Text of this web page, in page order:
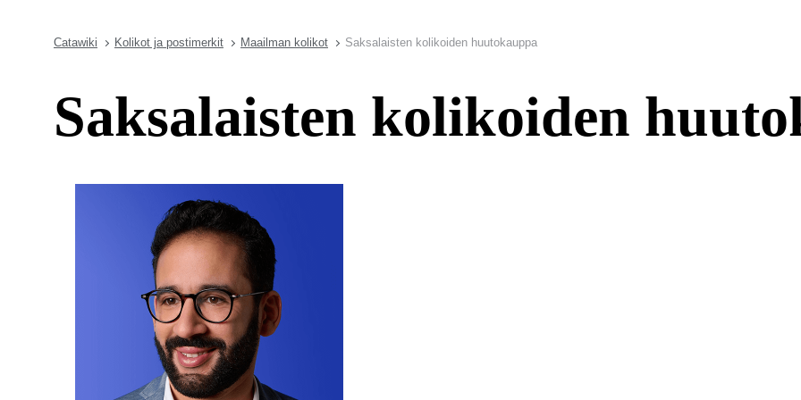
Catawiki Kolikot ja postimerkit Maailman kolikot Saksalaisten kolikoiden huutokauppa
Saksalaisten kolikoiden